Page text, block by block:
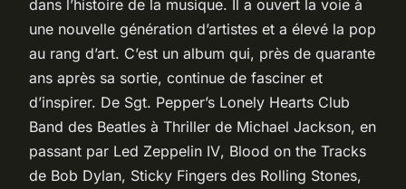
dans l’histoire de la musique. Il a ouvert la voie à
une nouvelle génération d’artistes et a élevé la pop
au rang d’art. C’est un album qui, près de quarante
ans après sa sortie, continue de fasciner et
d’inspirer. De Sgt. Pepper’s Lonely Hearts Club
Band des Beatles à Thriller de Michael Jackson, en
passant par Led Zeppelin IV, Blood on the Tracks
de Bob Dylan, Sticky Fingers des Rolling Stones,